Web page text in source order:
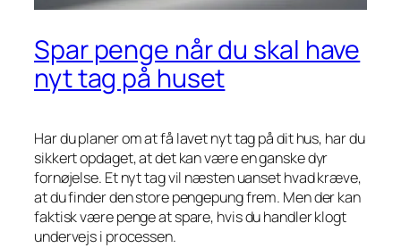
Spar penge når du skal have
nyt tag på huset
Har du planer om at få lavet nyt tag på dit hus, har du
sikkert opdaget, at det kan være en ganske dyr
fornøjelse. Et nyt tag vil næsten uanset hvad kræve,
at du finder den store pengepung frem. Men der kan
faktisk være penge at spare, hvis du handler klogt
undervejs i processen.